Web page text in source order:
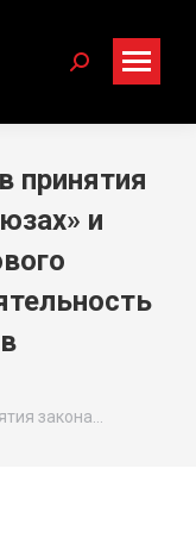
Search:
принятия
и
закона…